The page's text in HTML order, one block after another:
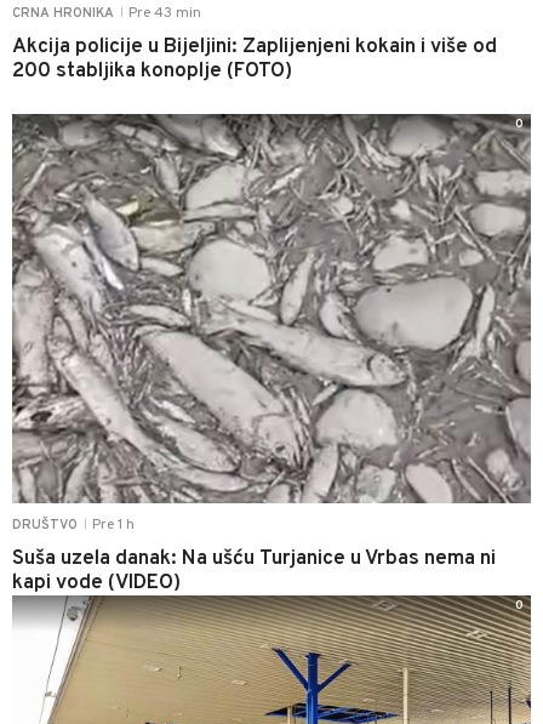
CRNA HRONIKA Pre 43 min
Akcija policije u Bijeljini: Zaplijenjeni kokain i više od
200 stabljika konoplje (FOTO)
DRUŠTVO Pre 1 h
Suša uzela danak: Na ušću Turjanice u Vrbas nema ni
kapi vode (VIDEO)
0
0